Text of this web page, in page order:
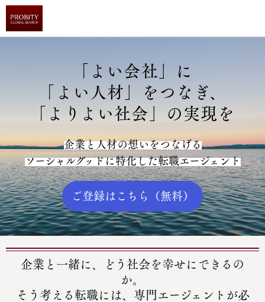
「よい会社」に
「よい人材」をつなぎ、
「よりよい社会」の実現を
企業と人材の想いをつなげる
ソーシャルグッドに特化した転職エージェント
ご登録はこちら（無料）
企業と一緒に、どう社会を幸せにできるの
か。
そう考える転職には、専門エージェントが必